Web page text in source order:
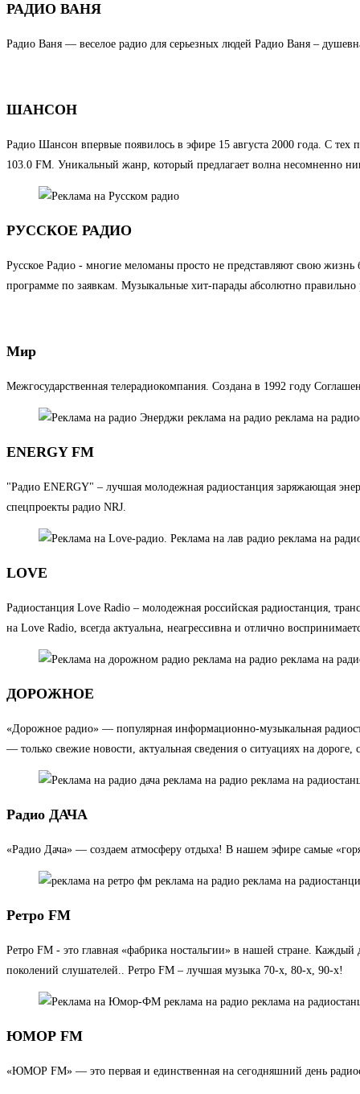
РАДИО ВАНЯ
Радио Ваня — веселое радио для серьезных людей Радио Ваня –
ШАНСОН
Радио Шансон впервые появилось в эфире 15 августа 2000 года. С
103.0 FM. Уникальный жанр, который предлагает волна несомненно
РУССКОЕ РАДИО
Русское Радио - многие меломаны просто не представляют свою жизнь
программе по заявкам. Музыкальные хит-парады абсолютно
Мир
Межгосударственная телерадиокомпания. Создана в 1992 году
ENERGY FM
"Радио ENERGY" – лучшая молодежная радиостанция заряжающая
спецпроекты радио NRJ.
LOVE
Радиостанция Love Radio – молодежная российская радиостанция,
на Love Radio, всегда актуальна, неагрессивна и отлично
ДОРОЖНОЕ
«Дорожное радио» — популярная информационно-музыкальная
— только свежие новости, актуальная сведения о ситуациях на
Радио ДАЧА
«Радио Дача» — создаем атмосферу отдыха! В нашем эфире самые
Ретро FM
Ретро FM - это главная «фабрика ностальгии» в нашей стране.
поколений слушателей.. Ретро FM – лучшая музыка 70-х, 80-х, 90-х!
ЮМОР FM
«ЮМОР FM» — это первая и единственная на сегодняшний день